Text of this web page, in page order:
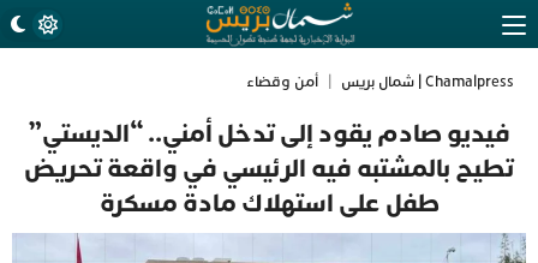
Chamalpress | شمال بريس أمن وقضاء
فيديو صادم يقود إلى تدخل أمني.. “الديستي”
تطيح بالمشتبه فيه الرئيسي في واقعة تحريض
طفل على استهلاك مادة مسكرة